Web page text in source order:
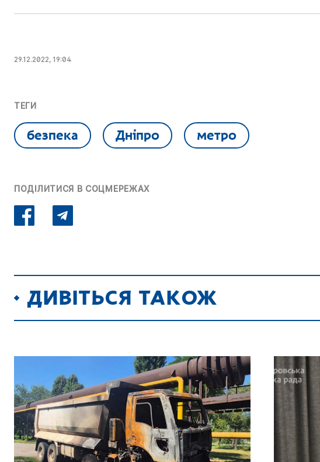
29.12.2022, 19:04
ТЕГИ
безпека Дніпро метро
ПОДІЛИТИСЯ В СОЦМЕРЕЖАХ
ДИВІТЬСЯ ТАКОЖ